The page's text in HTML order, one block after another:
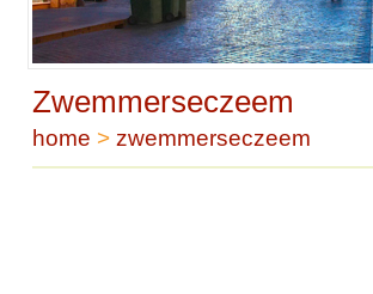
Zwemmerseczeem
home > zwemmerseczeem